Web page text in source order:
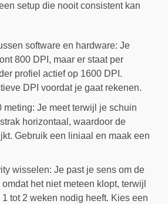
setup die nooit consistent kan
software en hardware: Je
800 DPI, maar er staat per
profiel actief op 1600 DPI.
DPI voordat je gaat rekenen.
meting: Je meet terwijl je schuin
horizontaal, waardoor de
Gebruik een liniaal en maak een
wisselen: Je past je sens om de
het niet meteen klopt, terwijl
tot 2 weken nodig heeft. Kies een